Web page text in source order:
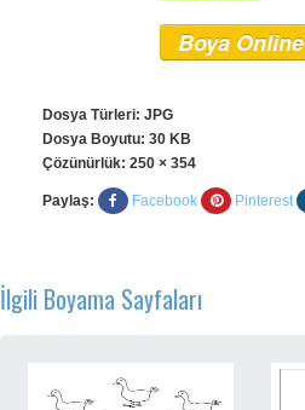
Boya Online
Dosya Türleri: JPG
Dosya Boyutu: 30 KB
Çözünürlük: 250 × 354
Paylaş: Facebook Pinterest
İlgili Boyama Sayfaları